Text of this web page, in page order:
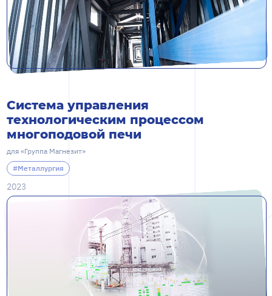
Система управления
технологическим процессом
многоподовой печи
для «Группа Магнезит»
#Металлургия
2023